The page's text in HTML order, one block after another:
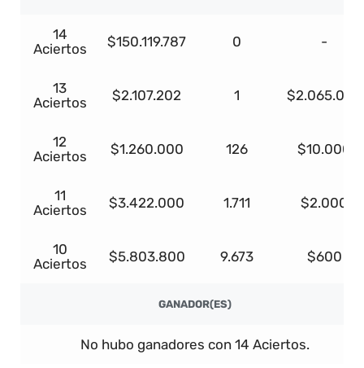
14
Aciertos
$150.119.787 0 -
13
Aciertos
$2.107.202 1 $2.065.058
12
Aciertos
$1.260.000 126 $10.000
11
Aciertos
$3.422.000 1.711 $2.000
10
Aciertos
$5.803.800 9.673 $600
GANADOR(ES)
No hubo ganadores con 14 Aciertos.